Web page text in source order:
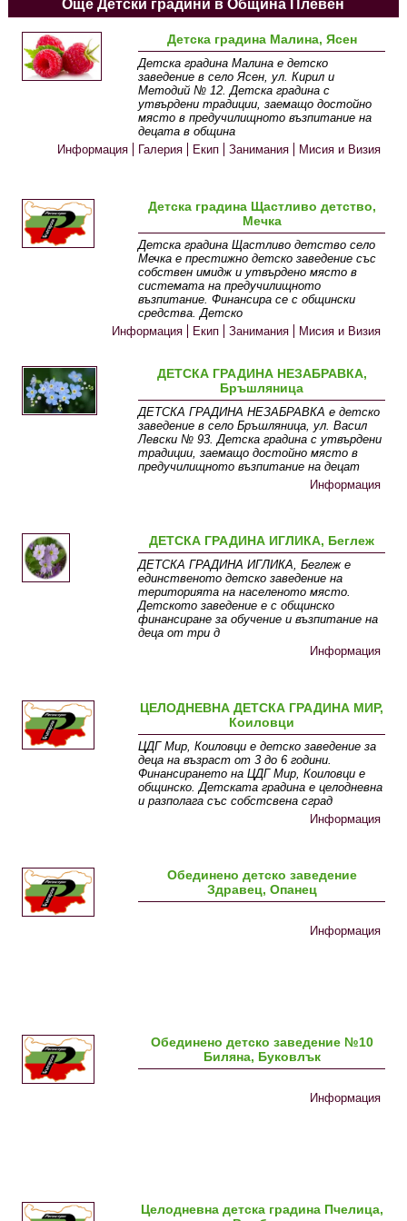
Още Детски градини в Община Плевен
Детска градина Малина, Ясен
Детска градина Малина е детско
заведение в село Ясен, ул. Кирил и
Методий № 12. Детска градина с
утвърдени традиции, заемащо достойно
място в предучилищното възпитание на
децата в община
Информация
Галерия Екип Занимания Мисия и Визия
Детска градина Щастливо детство,
Мечка
Детска градина Щастливо детство село
Мечка е престижно детско заведение със
собствен имидж и утвърдено място в
системата на предучилищното
възпитание. Финансира се с общински
средства. Детско
Информация
Екип Занимания Мисия и Визия
ДЕТСКА ГРАДИНА НЕЗАБРАВКА,
Бръшляница
ДЕТСКА ГРАДИНА НЕЗАБРАВКА е детско
заведение в село Бръшляница, ул. Васил
Левски № 93. Детска градина с утвърдени
традиции, заемащо достойно място в
предучилищното възпитание на децат
Информация
ДЕТСКА ГРАДИНА ИГЛИКА, Беглеж
ДЕТСКА ГРАДИНА ИГЛИКА, Беглеж е
единственото детско заведение на
територията на населеното място.
Детското заведение е с общинско
финансиране за обучение и възпитание на
деца от три д
Информация
ЦЕЛОДНЕВНА ДЕТСКА ГРАДИНА МИР,
Коиловци
ЦДГ Мир, Коиловци е детско заведение за
деца на възраст от 3 до 6 години.
Финансирането на ЦДГ Мир, Коиловци е
общинско. Детската градина е целодневна
и разполага със собстсвена сград
Информация
Обединено детско заведение
Здравец, Опанец
Информация
Обединено детско заведение №10
Биляна, Буковлък
Информация
Целодневна детска градина Пчелица,